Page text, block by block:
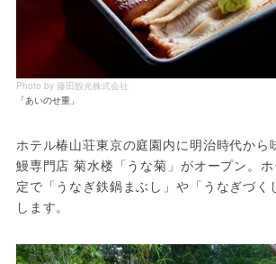
Photo by 藤田観光株式会社
「あいのせ重」
ホテル椿山荘東京の庭園内に明治時代から
鰻専門店 菊水楼「うな菊」がオープン。
定で「うなぎ鉄鍋まぶし」や「うなぎづく
します。